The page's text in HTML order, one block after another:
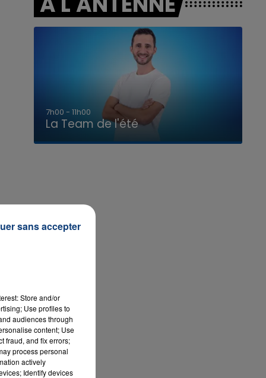
7h00 - 11h00
La Team de l'été
Store and/or
Use profiles to
audiences through
content; Use
fraud, and fix errors;
process personal
actively
Identify devices
sans accepter